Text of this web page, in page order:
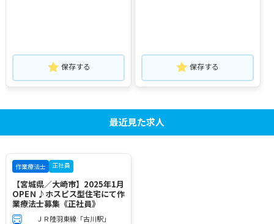
保存する 保存する
最近見た求人
作業療法士 正社員
【宮城県／大崎市】2025年1月
OPEＮ♪ホスピス型住宅にて作
業療法士募集《正社員》
ＪＲ陸羽東線「古川駅」